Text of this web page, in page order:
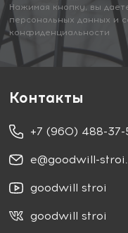
Нажимая кнопку, вы
персональных данных и
конфиденциальности
Контакты
+7 (960) 488-
e@goodwill-
goodwill stroi
goodwill stroi